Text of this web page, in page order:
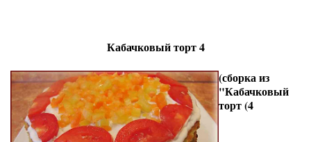
Кабачковый торт 4
(сборка из
"Кабачковый
торт (4